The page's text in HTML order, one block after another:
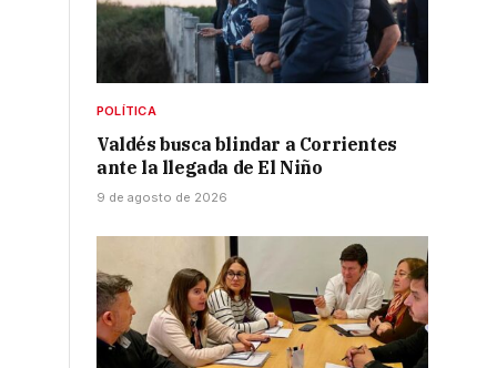
POLÍTICA
Valdés busca blindar a Corrientes
ante la llegada de El Niño
9 de agosto de 2026